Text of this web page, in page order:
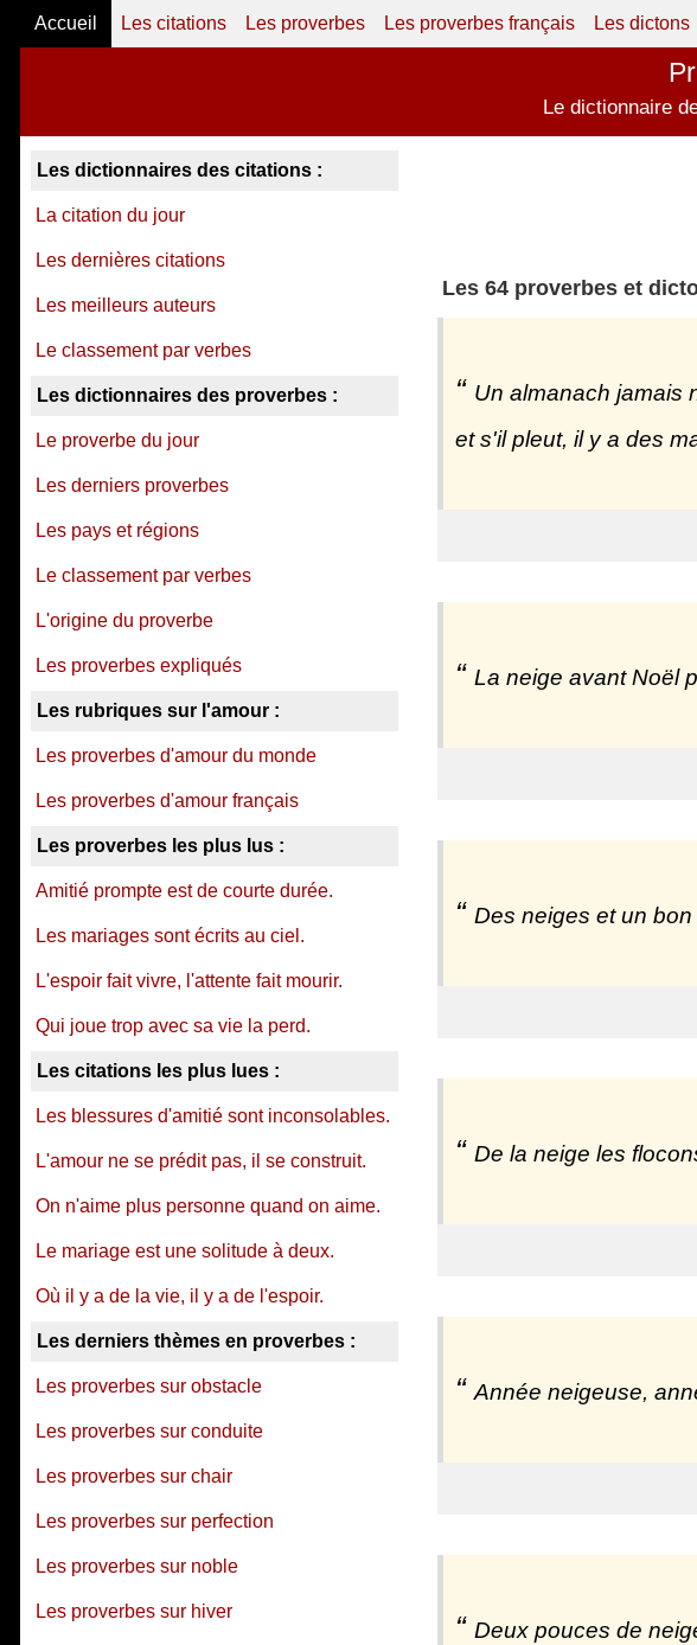
Accueil Les citations Les proverbes Les proverbes français Les dictons
Le dictionnaire
Les 64 proverbes et
Un almanach jamais
et s'il pleut, il y a des
La neige avant Noël
Des neiges et un
De la neige les
Année neigeuse,
Deux pouces de
Les dictionnaires des citations :
La citation du jour
Les dernières citations
Les meilleurs auteurs
Le classement par verbes
Les dictionnaires des proverbes :
Le proverbe du jour
Les derniers proverbes
Les pays et régions
Le classement par verbes
L'origine du proverbe
Les proverbes expliqués
Les rubriques sur l'amour :
Les proverbes d'amour du monde
Les proverbes d'amour français
Les proverbes les plus lus :
Amitié prompte est de courte durée.
Les mariages sont écrits au ciel.
L'espoir fait vivre, l'attente fait mourir.
Qui joue trop avec sa vie la perd.
Les citations les plus lues :
Les blessures d'amitié sont inconsolables.
L'amour ne se prédit pas, il se construit.
On n'aime plus personne quand on aime.
Le mariage est une solitude à deux.
Où il y a de la vie, il y a de l'espoir.
Les derniers thèmes en proverbes :
Les proverbes sur obstacle
Les proverbes sur conduite
Les proverbes sur chair
Les proverbes sur perfection
Les proverbes sur noble
Les proverbes sur hiver